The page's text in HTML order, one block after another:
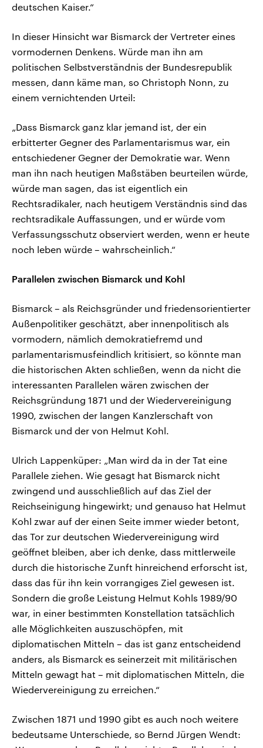
deutschen Kaiser.“
In dieser Hinsicht war Bismarck der Vertreter eines
vormodernen Denkens. Würde man ihn am
politischen Selbstverständnis der Bundesrepublik
messen, dann käme man, so Christoph Nonn, zu
einem vernichtenden Urteil:
„Dass Bismarck ganz klar jemand ist, der ein
erbitterter Gegner des Parlamentarismus war, ein
entschiedener Gegner der Demokratie war. Wenn
man ihn nach heutigen Maßstäben beurteilen würde,
würde man sagen, das ist eigentlich ein
Rechtsradikaler, nach heutigem Verständnis sind das
rechtsradikale Auffassungen, und er würde vom
Verfassungsschutz observiert werden, wenn er heute
noch leben würde – wahrscheinlich.“
Parallelen zwischen Bismarck und Kohl
Bismarck – als Reichsgründer und friedensorientierter
Außenpolitiker geschätzt, aber innenpolitisch als
vormodern, nämlich demokratiefremd und
parlamentarismusfeindlich kritisiert, so könnte man
die historischen Akten schließen, wenn da nicht die
interessanten Parallelen wären zwischen der
Reichsgründung 1871 und der Wiedervereinigung
1990, zwischen der langen Kanzlerschaft von
Bismarck und der von Helmut Kohl.
Ulrich Lappenküper: „Man wird da in der Tat eine
Parallele ziehen. Wie gesagt hat Bismarck nicht
zwingend und ausschließlich auf das Ziel der
Reichseinigung hingewirkt; und genauso hat Helmut
Kohl zwar auf der einen Seite immer wieder betont,
das Tor zur deutschen Wiedervereinigung wird
geöffnet bleiben, aber ich denke, dass mittlerweile
durch die historische Zunft hinreichend erforscht ist,
dass das für ihn kein vorrangiges Ziel gewesen ist.
Sondern die große Leistung Helmut Kohls 1989/90
war, in einer bestimmten Konstellation tatsächlich
alle Möglichkeiten auszuschöpfen, mit
diplomatischen Mitteln – das ist ganz entscheidend
anders, als Bismarck es seinerzeit mit militärischen
Mitteln gewagt hat – mit diplomatischen Mitteln, die
Wiedervereinigung zu erreichen.“
Zwischen 1871 und 1990 gibt es auch noch weitere
bedeutsame Unterschiede, so Bernd Jürgen Wendt: